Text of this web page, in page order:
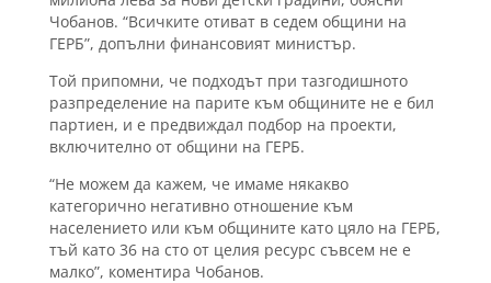
Чобанов. “Всичките отиват в седем общини на
ГЕРБ”, допълни финансовият министър.
Той припомни, че подходът при тазгодишното
разпределение на парите към общините не е бил
партиен, и е предвиждал подбор на проекти,
включително от общини на ГЕРБ.
“Не можем да кажем, че имаме някакво
категорично негативно отношение към
населението или към общините като цяло на ГЕРБ,
тъй като 36 на сто от целия ресурс съвсем не е
малко”, коментира Чобанов.